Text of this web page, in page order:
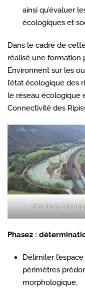
ainsi qu’évaluer
écologiques et
Dans le cadre de
réalisé une formation
Environnent sur les
l’état écologique des
le réseau écologique
Connectivité des
Site de la
Phase2 :
Délimiter
périmètres
morphologique,